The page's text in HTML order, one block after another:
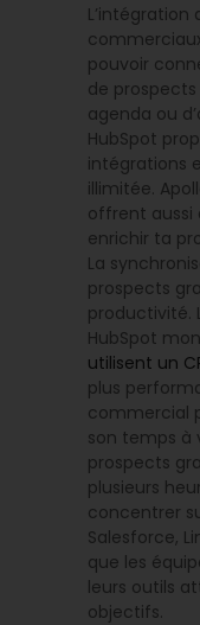
L’intégration
pouvoir
de
agenda ou
HubSpot
intégrations
illimitée.
offrent aussi
enrichir ta
La
prospects
productivité.
HubSpot
utilisent un
plus
commercial
son temps à
prospects
plusieurs
concentrer
Salesforce,
que les
leurs outils
objectifs.